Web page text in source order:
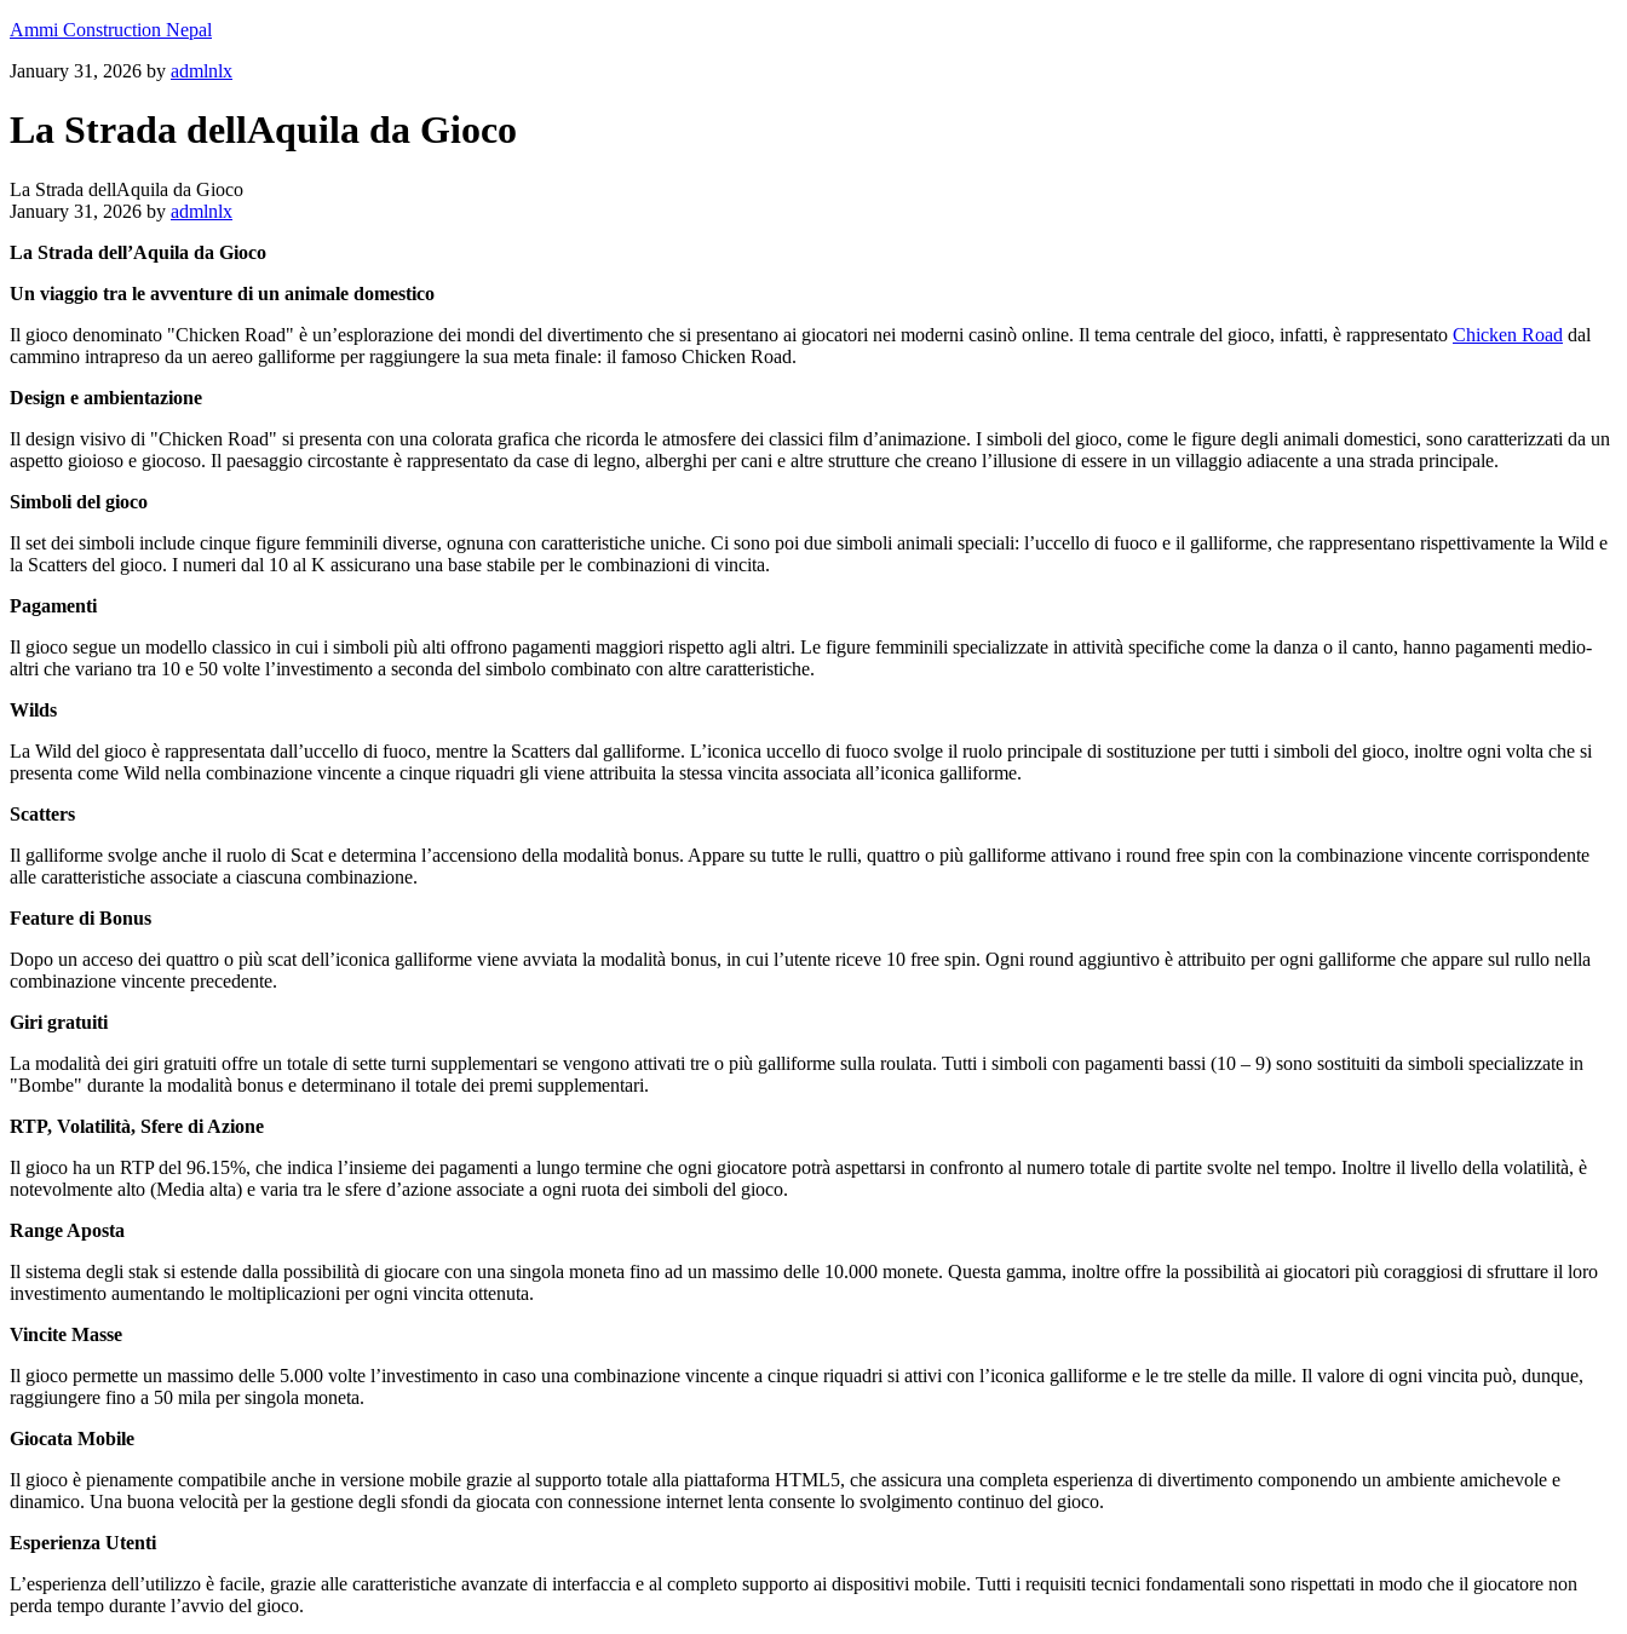
Ammi Construction Nepal
January 31, 2026 by admlnlx
La Strada dellAquila da Gioco
La Strada dellAquila da Gioco
January 31, 2026 by admlnlx
La Strada dell’Aquila da Gioco
Un viaggio tra le avventure di un animale domestico
Il gioco denominato "Chicken Road" è un’esplorazione dei mondi del divertimento che si presentano ai giocatori nei moderni casinò online. Il tema centrale del gioco, infatti, è rappresentato Chicken Road dal
cammino intrapreso da un aereo galliforme per raggiungere la sua meta finale: il famoso Chicken Road.
Design e ambientazione
Il design visivo di "Chicken Road" si presenta con una colorata grafica che ricorda le atmosfere dei classici film d’animazione. I simboli del gioco, come le figure degli animali domestici, sono caratterizzati da un
aspetto gioioso e giocoso. Il paesaggio circostante è rappresentato da case di legno, alberghi per cani e altre strutture che creano l’illusione di essere in un villaggio adiacente a una strada principale.
Simboli del gioco
Il set dei simboli include cinque figure femminili diverse, ognuna con caratteristiche uniche. Ci sono poi due simboli animali speciali: l’uccello di fuoco e il galliforme, che rappresentano rispettivamente la Wild e
la Scatters del gioco. I numeri dal 10 al K assicurano una base stabile per le combinazioni di vincita.
Pagamenti
Il gioco segue un modello classico in cui i simboli più alti offrono pagamenti maggiori rispetto agli altri. Le figure femminili specializzate in attività specifiche come la danza o il canto, hanno pagamenti medio-
altri che variano tra 10 e 50 volte l’investimento a seconda del simbolo combinato con altre caratteristiche.
Wilds
La Wild del gioco è rappresentata dall’uccello di fuoco, mentre la Scatters dal galliforme. L’iconica uccello di fuoco svolge il ruolo principale di sostituzione per tutti i simboli del gioco, inoltre ogni volta che si
presenta come Wild nella combinazione vincente a cinque riquadri gli viene attribuita la stessa vincita associata all’iconica galliforme.
Scatters
Il galliforme svolge anche il ruolo di Scat e determina l’accensiono della modalità bonus. Appare su tutte le rulli, quattro o più galliforme attivano i round free spin con la combinazione vincente corrispondente
alle caratteristiche associate a ciascuna combinazione.
Feature di Bonus
Dopo un acceso dei quattro o più scat dell’iconica galliforme viene avviata la modalità bonus, in cui l’utente riceve 10 free spin. Ogni round aggiuntivo è attribuito per ogni galliforme che appare sul rullo nella
combinazione vincente precedente.
Giri gratuiti
La modalità dei giri gratuiti offre un totale di sette turni supplementari se vengono attivati tre o più galliforme sulla roulata. Tutti i simboli con pagamenti bassi (10 – 9) sono sostituiti da simboli specializzate in
"Bombe" durante la modalità bonus e determinano il totale dei premi supplementari.
RTP, Volatilità, Sfere di Azione
Il gioco ha un RTP del 96.15%, che indica l’insieme dei pagamenti a lungo termine che ogni giocatore potrà aspettarsi in confronto al numero totale di partite svolte nel tempo. Inoltre il livello della volatilità, è
notevolmente alto (Media alta) e varia tra le sfere d’azione associate a ogni ruota dei simboli del gioco.
Range Aposta
Il sistema degli stak si estende dalla possibilità di giocare con una singola moneta fino ad un massimo delle 10.000 monete. Questa gamma, inoltre offre la possibilità ai giocatori più coraggiosi di sfruttare il loro
investimento aumentando le moltiplicazioni per ogni vincita ottenuta.
Vincite Masse
Il gioco permette un massimo delle 5.000 volte l’investimento in caso una combinazione vincente a cinque riquadri si attivi con l’iconica galliforme e le tre stelle da mille. Il valore di ogni vincita può, dunque,
raggiungere fino a 50 mila per singola moneta.
Giocata Mobile
Il gioco è pienamente compatibile anche in versione mobile grazie al supporto totale alla piattaforma HTML5, che assicura una completa esperienza di divertimento componendo un ambiente amichevole e
dinamico. Una buona velocità per la gestione degli sfondi da giocata con connessione internet lenta consente lo svolgimento continuo del gioco.
Esperienza Utenti
L’esperienza dell’utilizzo è facile, grazie alle caratteristiche avanzate di interfaccia e al completo supporto ai dispositivi mobile. Tutti i requisiti tecnici fondamentali sono rispettati in modo che il giocatore non
perda tempo durante l’avvio del gioco.